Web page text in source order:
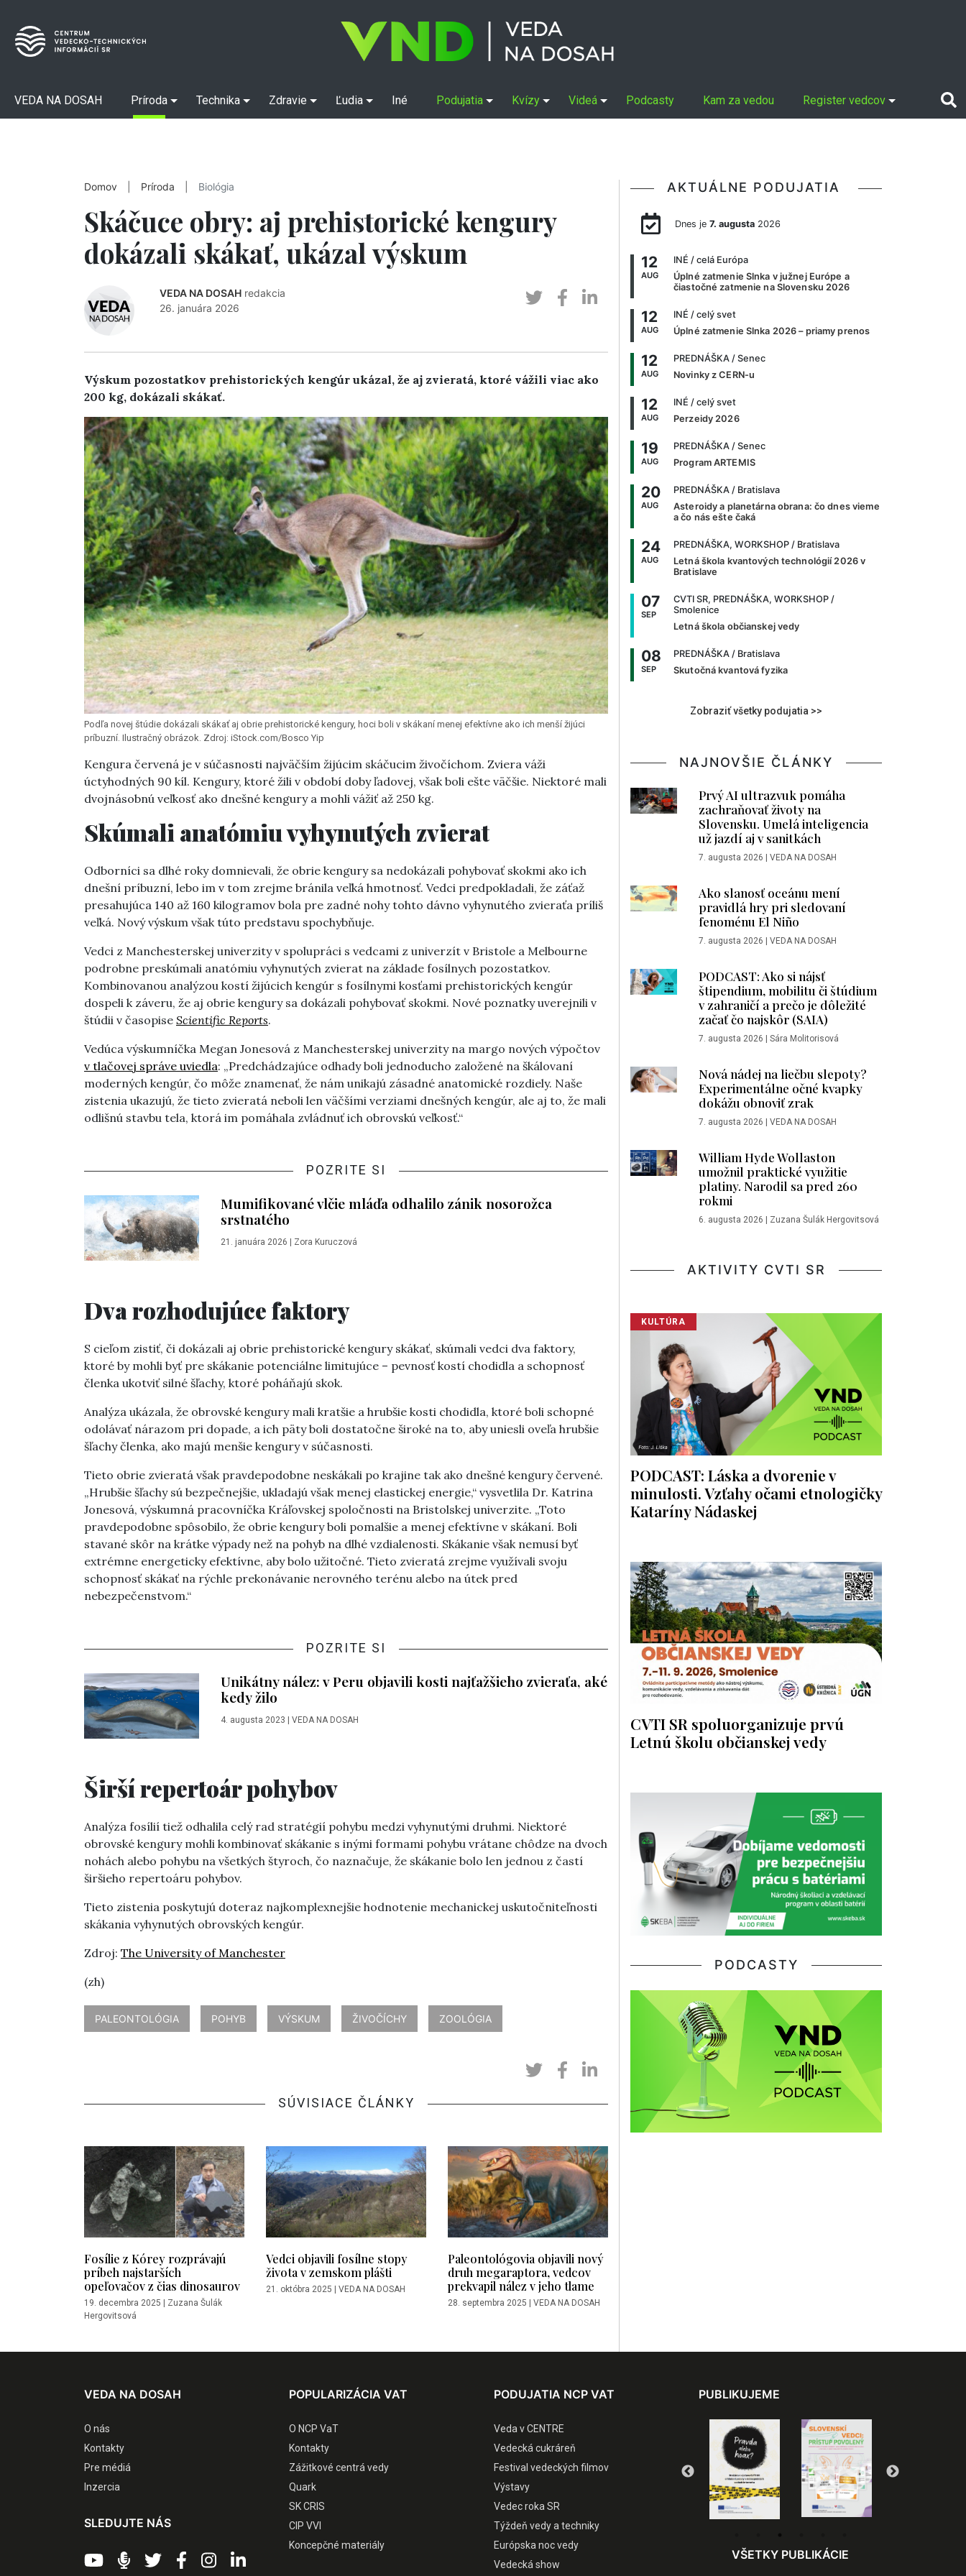
VEDA NA DOSAH Príroda Technika Zdravie Ľudia Iné Podujatia Kvízy Videá Podcasty Kam za vedou Register vedcov
Domov Príroda Biológia
Skáčuce obry: aj prehistorické kengury
dokázali skákať, ukázal výskum
VEDA NA DOSAH redakcia
26. januára 2026
Výskum pozostatkov prehistorických kengúr ukázal, že aj zvieratá, ktoré vážili viac ako
200 kg, dokázali skákať.
Podľa novej štúdie dokázali skákať aj obrie prehistorické kengury, hoci boli v skákaní menej efektívne ako ich menší žijúci
príbuzní. Ilustračný obrázok. Zdroj: iStock.com/Bosco Yip
Kengura červená je v súčasnosti najväčším žijúcim skáčucim živočíchom. Zviera váži
úctyhodných 90 kíl. Kengury, ktoré žili v období doby ľadovej, však boli ešte väčšie. Niektoré mali
dvojnásobnú veľkosť ako dnešné kengury a mohli vážiť až 250 kg.
Skúmali anatómiu vyhynutých zvierat
Odborníci sa dlhé roky domnievali, že obrie kengury sa nedokázali pohybovať skokmi ako ich
dnešní príbuzní, lebo im v tom zrejme bránila veľká hmotnosť. Vedci predpokladali, že záťaž
presahujúca 140 až 160 kilogramov bola pre zadné nohy tohto dávno vyhynutého zvieraťa príliš
veľká. Nový výskum však túto predstavu spochybňuje.
Vedci z Manchesterskej univerzity v spolupráci s vedcami z univerzít v Bristole a Melbourne
podrobne preskúmali anatómiu vyhynutých zvierat na základe fosílnych pozostatkov.
Kombinovanou analýzou kostí žijúcich kengúr s fosílnymi kosťami prehistorických kengúr
dospeli k záveru, že aj obrie kengury sa dokázali pohybovať skokmi. Nové poznatky uverejnili v
štúdii v časopise Scientific Reports.
Vedúca výskumníčka Megan Jonesová z Manchesterskej univerzity na margo nových výpočtov
v tlačovej správe uviedla: „Predchádzajúce odhady boli jednoducho založené na škálovaní
moderných kengúr, čo môže znamenať, že nám unikajú zásadné anatomické rozdiely. Naše
zistenia ukazujú, že tieto zvieratá neboli len väčšími verziami dnešných kengúr, ale aj to, že mali
odlišnú stavbu tela, ktorá im pomáhala zvládnuť ich obrovskú veľkosť.“
POZRITE SI
Mumifikované vlčie mláďa odhalilo zánik nosorožca
srstnatého
21. januára 2026 Zora Kuruczová
Dva rozhodujúce faktory
S cieľom zistiť, či dokázali aj obrie prehistorické kengury skákať, skúmali vedci dva faktory,
ktoré by mohli byť pre skákanie potenciálne limitujúce – pevnosť kostí chodidla a schopnosť
členka ukotviť silné šľachy, ktoré poháňajú skok.
Analýza ukázala, že obrovské kengury mali kratšie a hrubšie kosti chodidla, ktoré boli schopné
odolávať nárazom pri dopade, a ich päty boli dostatočne široké na to, aby uniesli oveľa hrubšie
šľachy členka, ako majú menšie kengury v súčasnosti.
Tieto obrie zvieratá však pravdepodobne neskákali po krajine tak ako dnešné kengury červené.
„Hrubšie šľachy sú bezpečnejšie, ukladajú však menej elastickej energie,“ vysvetlila Dr. Katrina
Jonesová, výskumná pracovníčka Kráľovskej spoločnosti na Bristolskej univerzite. „Toto
pravdepodobne spôsobilo, že obrie kengury boli pomalšie a menej efektívne v skákaní. Boli
stavané skôr na krátke výpady než na pohyb na dlhé vzdialenosti. Skákanie však nemusí byť
extrémne energeticky efektívne, aby bolo užitočné. Tieto zvieratá zrejme využívali svoju
schopnosť skákať na rýchle prekonávanie nerovného terénu alebo na útek pred
nebezpečenstvom.“
POZRITE SI
Unikátny nález: v Peru objavili kosti najťažšieho zvieraťa, aké
kedy žilo
4. augusta 2023 VEDA NA DOSAH
Širší repertoár pohybov
Analýza fosílií tiež odhalila celý rad stratégií pohybu medzi vyhynutými druhmi. Niektoré
obrovské kengury mohli kombinovať skákanie s inými formami pohybu vrátane chôdze na dvoch
nohách alebo pohybu na všetkých štyroch, čo naznačuje, že skákanie bolo len jednou z častí
širšieho repertoáru pohybov.
Tieto zistenia poskytujú doteraz najkomplexnejšie hodnotenie mechanickej uskutočniteľnosti
skákania vyhynutých obrovských kengúr.
Zdroj: The University of Manchester
(zh)
PALEONTOLÓGIA POHYB VÝSKUM ŽIVOČÍCHY ZOOLÓGIA
SÚVISIACE ČLÁNKY
Fosílie z Kórey rozprávajú
príbeh najstarších
opeľovačov z čias dinosaurov
19. decembra 2025 | Zuzana Šulák
Hergovitsová
Vedci objavili fosílne stopy
života v zemskom plášti
21. októbra 2025 | VEDA NA DOSAH
Paleontológovia objavili nový
druh megaraptora, vedcov
prekvapil nález v jeho tlame
28. septembra 2025 | VEDA NA DOSAH
AKTUÁLNE PODUJATIA
Dnes je 7. augusta2026
12
AUG
INÉ / celá Európa
Úplné zatmenie Slnka v južnej Európe a
čiastočné zatmenie na Slovensku 2026
12
AUG
INÉ / celý svet
Úplné zatmenie Slnka 2026 – priamy prenos
12
AUG
PREDNÁŠKA / Senec
Novinky z CERN-u
12
AUG
INÉ / celý svet
Perzeidy 2026
19
AUG
PREDNÁŠKA / Senec
Program ARTEMIS
20
AUG
PREDNÁŠKA / Bratislava
Asteroidy a planetárna obrana: čo dnes vieme
a čo nás ešte čaká
24
AUG
PREDNÁŠKA, WORKSHOP / Bratislava
Letná škola kvantových technológií 2026 v
Bratislave
07
SEP
CVTI SR, PREDNÁŠKA, WORKSHOP /
Smolenice
Letná škola občianskej vedy
08
SEP
PREDNÁŠKA / Bratislava
Skutočná kvantová fyzika
Zobraziť všetky podujatia >>
NAJNOVŠIE ČLÁNKY
Prvý AI ultrazvuk pomáha
zachraňovať životy na
Slovensku. Umelá inteligencia
už jazdí aj v sanitkách
7. augusta 2026 | VEDA NA DOSAH
Ako slanosť oceánu mení
pravidlá hry pri sledovaní
fenoménu El Niño
7. augusta 2026 | VEDA NA DOSAH
PODCAST: Ako si nájsť
štipendium, mobilitu či štúdium
v zahraničí a prečo je dôležité
začať čo najskôr (SAIA)
7. augusta 2026 | Sára Molitorisová
Nová nádej na liečbu slepoty?
Experimentálne očné kvapky
dokážu obnoviť zrak
7. augusta 2026 | VEDA NA DOSAH
William Hyde Wollaston
umožnil praktické využitie
platiny. Narodil sa pred 260
rokmi
6. augusta 2026 | Zuzana Šulák Hergovitsová
AKTIVITY CVTI SR
KULTÚRA
PODCAST: Láska a dvorenie v
minulosti. Vzťahy očami etnologičky
Kataríny Nádaskej
CVTI SR spoluorganizuje prvú
Letnú školu občianskej vedy
PODCASTY
VEDA NA DOSAH
O nás
Kontakty
Pre médiá
Inzercia
SLEDUJTE NÁS
POPULARIZÁCIA VAT
O NCP VaT
Kontakty
Zážitkové centrá vedy
Quark
SK CRIS
CIP VVI
Koncepčné materiály
PODUJATIA NCP VAT
Veda v CENTRE
Vedecká cukráreň
Festival vedeckých filmov
Výstavy
Vedec roka SR
Týždeň vedy a techniky
Európska noc vedy
Vedecká show
PUBLIKUJEME
VŠETKY PUBLIKÁCIE